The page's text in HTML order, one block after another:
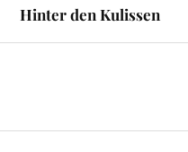
Hinter den Kulissen